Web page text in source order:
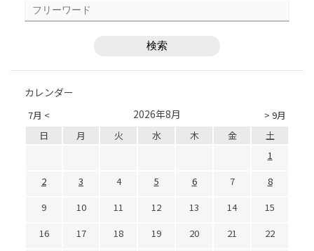
カレンダー
7月 < > 9月
2026年8月
日 月 火 水 木 金
土
1
2
3 4 5 6 7
8
9
10 11 12 13 14
15
16
17 18 19 20 21
22